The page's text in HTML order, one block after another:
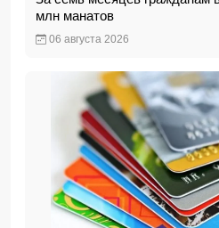
млн манатов
06 августа 2026